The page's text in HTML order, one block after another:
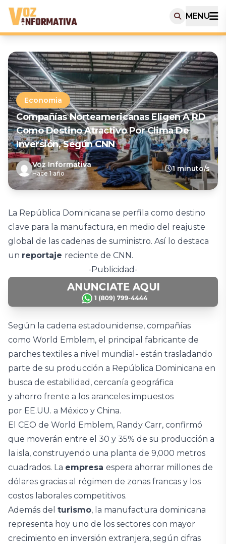
MENU
Economia
Compañías Norteamericanas Eligen A RD
Como Destino Atractivo Por Clima De
Inversión, Según CNN
Voz Informativa
Hace 1 año
1 minuto/s
La República Dominicana se perfila como destino
clave para la manufactura, en medio del reajuste
global de las cadenas de suministro. Así lo destaca
un reportaje reciente de CNN.
-Publicidad-
Según la cadena estadounidense, compañías
como World Emblem, el principal fabricante de
parches textiles a nivel mundial- están trasladando
parte de su producción a República Dominicana en
busca de estabilidad, cercanía geográfica
y ahorro frente a los aranceles impuestos
por EE.UU. a México y China.
El CEO de World Emblem, Randy Carr, confirmó
que moverán entre el 30 y 35% de su producción a
la isla, construyendo una planta de 9,000 metros
cuadrados. La empresa espera ahorrar millones de
dólares gracias al régimen de zonas francas y los
costos laborales competitivos.
Además del turismo, la manufactura dominicana
representa hoy uno de los sectores con mayor
crecimiento en inversión extranjera, según cifras